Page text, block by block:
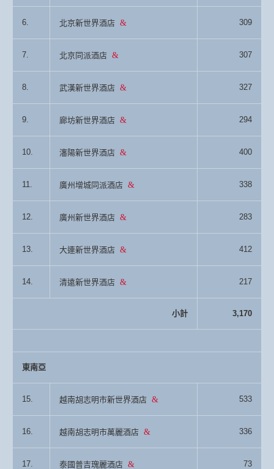
6. 北京新世界酒店 309
7. 北京同派酒店 307
8. 武漢新世界酒店 327
9. 廊坊新世界酒店 294
10. 瀋陽新世界酒店 400
11. 廣州增城同派酒店 338
12. 廣州新世界酒店 283
13. 大連新世界酒店 412
14. 清遠新世界酒店 217
小計 3,170
東南亞
15. 越南胡志明市新世界酒店 533
16. 越南胡志明市萬麗酒店 336
17. 泰國普吉瑰麗酒店 73